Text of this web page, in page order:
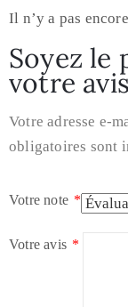
Il n’y a pas
Soyez le
votre
Votre adresse e-
obligatoires sont
Votre note *
Votre avis *